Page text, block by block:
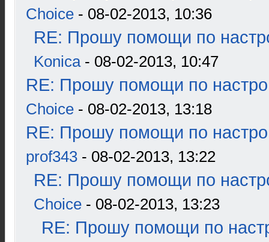
Choice - 08-02-2013, 10:36
RE: Прошу помощи по
Konica- 08-02-2013, 10:47
RE: Прошу помощи по
Choice - 08-02-2013, 13:18
RE: Прошу помощи по
prof343 - 08-02-2013, 13:22
RE: Прошу помощи по
Choice - 08-02-2013, 13:23
RE: Прошу помощи по